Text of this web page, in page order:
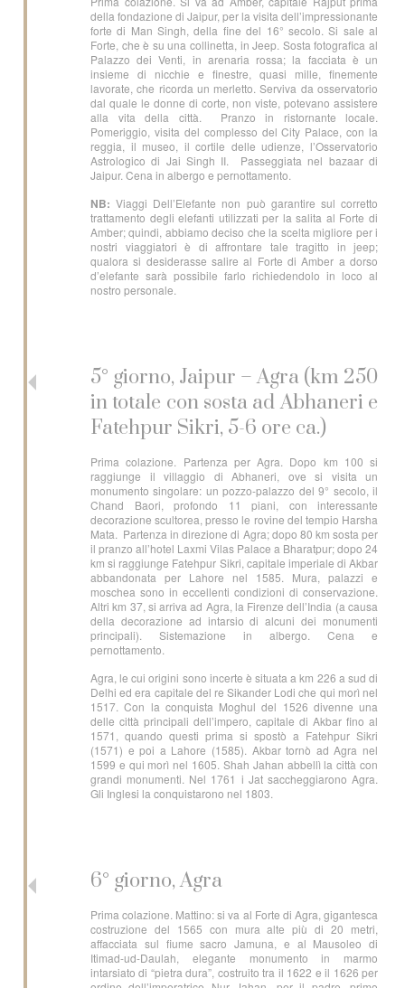
della fondazione di Jaipur, per la visita dell’impressionante
forte di Man Singh, della fine del 16° secolo. Si sale al
Forte, che è su una collinetta, in Jeep. Sosta fotografica al
Palazzo dei Venti, in arenaria rossa; la facciata è un
insieme di nicchie e finestre, quasi mille, finemente
lavorate, che ricorda un merletto. Serviva da osservatorio
dal quale le donne di corte, non viste, potevano assistere
alla vita della città. Pranzo in ristornante locale.
Pomeriggio, visita del complesso del City Palace, con la
reggia, il museo, il cortile delle udienze, l’Osservatorio
Astrologico di Jai Singh II. Passeggiata nel bazaar di
Jaipur. Cena in albergo e pernottamento.
NB: Viaggi Dell’Elefante non può garantire sul corretto
trattamento degli elefanti utilizzati per la salita al Forte di
Amber; quindi, abbiamo deciso che la scelta migliore per i
nostri viaggiatori è di affrontare tale tragitto in jeep;
qualora si desiderasse salire al Forte di Amber a dorso
d’elefante sarà possibile farlo richiedendolo in loco al
nostro personale.
5° giorno, Jaipur – Agra (km 250
in totale con sosta ad Abhaneri e
Fatehpur Sikri, 5-6 ore ca.)
Prima colazione. Partenza per Agra. Dopo km 100 si
raggiunge il villaggio di Abhaneri, ove si visita un
monumento singolare: un pozzo-palazzo del 9° secolo, il
Chand Baori, profondo 11 piani, con interessante
decorazione scultorea, presso le rovine del tempio Harsha
Mata. Partenza in direzione di Agra; dopo 80 km sosta per
il pranzo all’hotel Laxmi Vilas Palace a Bharatpur; dopo 24
km si raggiunge Fatehpur Sikri, capitale imperiale di Akbar
abbandonata per Lahore nel 1585. Mura, palazzi e
moschea sono in eccellenti condizioni di conservazione.
Altri km 37, si arriva ad Agra, la Firenze dell’India (a causa
della decorazione ad intarsio di alcuni dei monumenti
principali). Sistemazione in albergo. Cena e
pernottamento.
Agra, le cui origini sono incerte è situata a km 226 a sud di
Delhi ed era capitale del re Sikander Lodi che qui morì nel
1517. Con la conquista Moghul del 1526 divenne una
delle città principali dell’impero, capitale di Akbar fino al
1571, quando questi prima si spostò a Fatehpur Sikri
(1571) e poi a Lahore (1585). Akbar tornò ad Agra nel
1599 e qui morì nel 1605. Shah Jahan abbellì la città con
grandi monumenti. Nel 1761 i Jat saccheggiarono Agra.
Gli Inglesi la conquistarono nel 1803.
6° giorno, Agra
Prima colazione. Mattino: si va al Forte di Agra, gigantesca
costruzione del 1565 con mura alte più di 20 metri,
affacciata sul fiume sacro Jamuna, e al Mausoleo di
Itimad-ud-Daulah, elegante monumento in marmo
intarsiato di “pietra dura”, costruito tra il 1622 e il 1626 per